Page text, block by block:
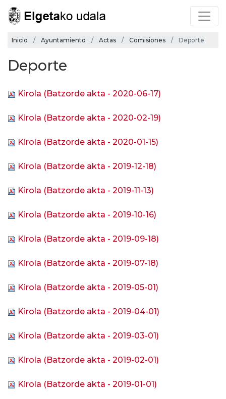
Inicio Ayuntamiento Actas Comisiones Deporte
Deporte
Kirola (Batzorde akta - 2020-06-17)
Kirola (Batzorde akta - 2020-02-19)
Kirola (Batzorde akta - 2020-01-15)
Kirola (Batzorde akta - 2019-12-18)
Kirola (Batzorde akta - 2019-11-13)
Kirola (Batzorde akta - 2019-10-16)
Kirola (Batzorde akta - 2019-09-18)
Kirola (Batzorde akta - 2019-07-18)
Kirola (Batzorde akta - 2019-05-01)
Kirola (Batzorde akta - 2019-04-01)
Kirola (Batzorde akta - 2019-03-01)
Kirola (Batzorde akta - 2019-02-01)
Kirola (Batzorde akta - 2019-01-01)